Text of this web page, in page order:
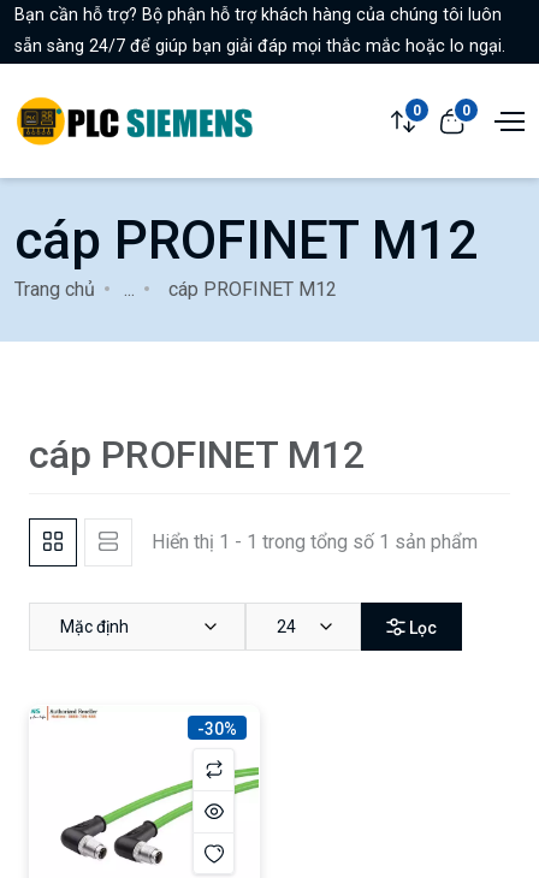
Bạn cần hỗ trợ? Bộ phận hỗ trợ khách hàng của chúng tôi luôn
sẵn sàng 24/7 để giúp bạn giải đáp mọi thắc mắc hoặc lo ngại.
0 0
cáp PROFINET M12
Trang chủ cáp PROFINET M12
cáp PROFINET M12
Hiển thị 1 - 1 trong tổng số 1 sản phẩm
Mặc định 24 Lọc
-30%